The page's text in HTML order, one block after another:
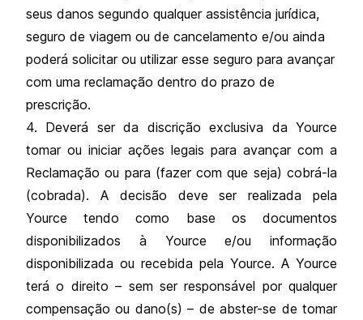
seus danos segundo qualquer assistência jurídica,
seguro de viagem ou de cancelamento e/ou ainda
poderá solicitar ou utilizar esse seguro para avançar
com uma reclamação dentro do prazo de
prescrição.
4. Deverá ser da discrição exclusiva da Yource
tomar ou iniciar ações legais para avançar com a
Reclamação ou para (fazer com que seja) cobrá-la
(cobrada). A decisão deve ser realizada pela
Yource tendo como base os documentos
disponibilizados à Yource e/ou informação
disponibilizada ou recebida pela Yource. A Yource
terá o direito – sem ser responsável por qualquer
compensação ou dano(s) – de abster-se de tomar